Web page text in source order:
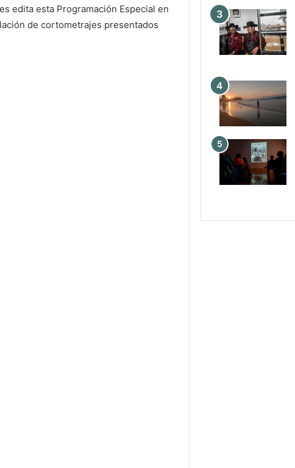
edita esta Programación Especial en
de cortometrajes presentados